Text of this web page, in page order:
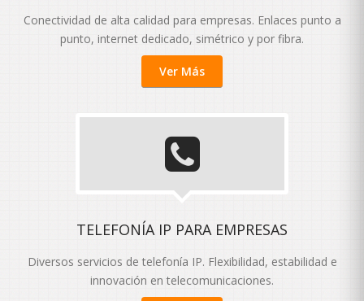
Conectividad de alta calidad para empresas. Enlaces punto a
punto, internet dedicado, simétrico y por fibra.
Ver Más
TELEFONÍA IP PARA EMPRESAS
Diversos servicios de telefonía IP. Flexibilidad, estabilidad e
innovación en telecomunicaciones.